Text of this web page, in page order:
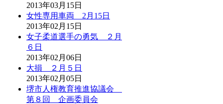
2013年03月15日
女性専用車両 2月15日
2013年02月15日
女子柔道選手の勇気 ２月
６日
2013年02月06日
大損 ２月５日
2013年02月05日
堺市人権教育推進協議会
第８回 企画委員会